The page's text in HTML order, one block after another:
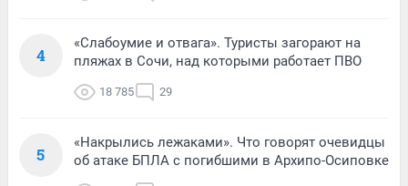
4
«Слабоумие и отвага». Туристы загорают на
пляжах в Сочи, над которыми работает ПВО
18 785 29
5
«Накрылись лежаками». Что говорят очевидцы
об атаке БПЛА с погибшими в Архипо-Осиповке